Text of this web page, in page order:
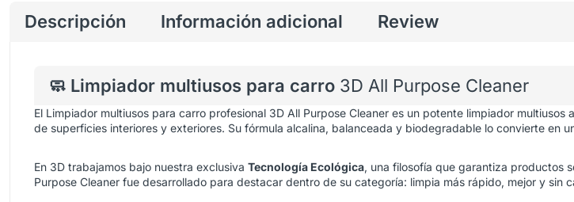
Descripción Información adicional Review
🧼 Limpiador multiusos para carro 3D All Purpose Cleaner
El Limpiador multiusos para carro profesional 3D All Purpose Cleaner es un potente limpiador
de superficies interiores y exteriores. Su fórmula alcalina, balanceada y biodegradable lo convierte en
En 3D trabajamos bajo nuestra exclusiva Tecnología Ecológica, una filosofía que garantiza productos
Purpose Cleaner fue desarrollado para destacar dentro de su categoría: limpia más rápido, mejor y sin